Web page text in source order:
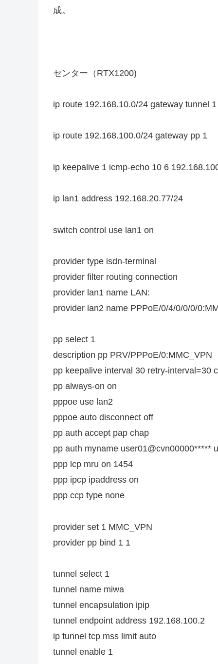
成。
センター（RTX1200)
ip route 192.168.10.0/24 gateway tunnel 1
ip route 192.168.100.0/24 gateway pp 1
ip keepalive 1 icmp-echo 10 6
ip lan1 address 192.168.20.77/24
switch control use lan1 on
provider type isdn-terminal
provider filter routing connection
provider lan1 name LAN:
provider lan2 name PPPoE/0/4/0/0/0/
pp select 1
description pp PRV/PPPoE/0:MMC_VPN
pp keepalive interval 30 retry-interval=30
pp always-on on
pppoe use lan2
pppoe auto disconnect off
pp auth accept pap chap
pp auth myname user01@cvn00000*****
ppp lcp mru on 1454
ppp ipcp ipaddress on
ppp ccp type none
provider set 1 MMC_VPN
provider pp bind 1 1
tunnel select 1
tunnel name miwa
tunnel encapsulation ipip
tunnel endpoint address 192.168.100.2
ip tunnel tcp mss limit auto
tunnel enable 1